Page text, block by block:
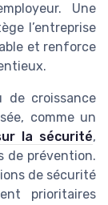
Une
l’entreprise
et renforce
de croissance
comme un
la sécurité,
de prévention.
de sécurité
prioritaires